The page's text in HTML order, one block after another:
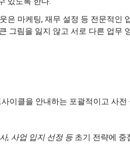
은 마케팅, 재무 설정 등 전문적인
그림을 잃지 않고 서로 다른 업무
이클을 안내하는 포괄적이고 사전
, 사업 입지 선정 등 초기 전략에 중